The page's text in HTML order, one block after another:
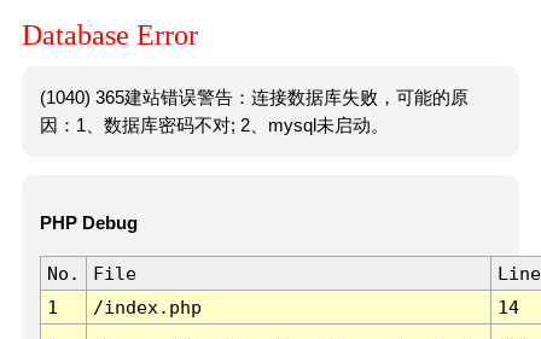
Database Error
(1040) 365建站错误警告：连接数据库失败，可能的原
因：1、数据库密码不对; 2、mysql未启动。
PHP Debug
No. File
Line
1
/index.php 14